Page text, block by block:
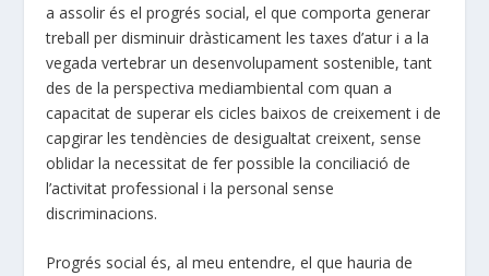
a assolir és el progrés social, el que comporta generar
treball per disminuir dràsticament les taxes d’atur i a la
vegada vertebrar un desenvolupament sostenible, tant
des de la perspectiva mediambiental com quan a
capacitat de superar els cicles baixos de creixement i de
capgirar les tendències de desigualtat creixent, sense
oblidar la necessitat de fer possible la conciliació de
l’activitat professional i la personal sense
discriminacions.
Progrés social és, al meu entendre, el que hauria de